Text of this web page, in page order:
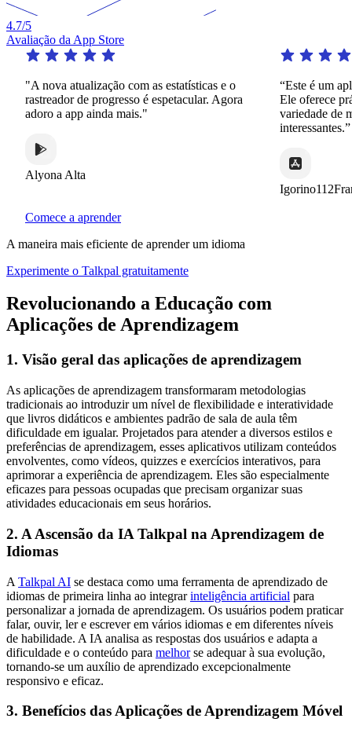
4.7/5
Avaliação da App Store
"A nova atualização com as estatísticas e o
rastreador de progresso é espetacular. Agora
adoro a app ainda mais."
Alyona Alta
“Este é um
Ele oferece
variedade de
interessantes.”
Comece a aprender
A maneira mais eficiente de aprender um idioma
Experimente o Talkpal gratuitamente
Revolucionando a Educação com
Aplicações de Aprendizagem
1. Visão geral das aplicações de aprendizagem
As aplicações de aprendizagem transformaram metodologias
tradicionais ao introduzir um nível de flexibilidade e interatividade
que livros didáticos e ambientes padrão de sala de aula têm
dificuldade em igualar. Projetados para atender a diversos estilos e
preferências de aprendizagem, esses aplicativos utilizam conteúdos
envolventes, como vídeos, quizzes e exercícios interativos, para
aprimorar a experiência de aprendizagem. Eles são especialmente
eficazes para pessoas ocupadas que precisam organizar suas
atividades educacionais em seus horários.
2. A Ascensão da IA Talkpal na Aprendizagem de
Idiomas
A Talkpal AI se destaca como uma ferramenta de aprendizado de
idiomas de primeira linha ao integrarinteligência artificial para
personalizar a jornada de aprendizagem. Os usuários podem praticar
falar, ouvir, ler e escrever em vários idiomas e em diferentes níveis
de habilidade. A IA analisa as respostas dos usuários e adapta a
dificuldade e o conteúdo para melhorse adequar à sua evolução,
tornando-se um auxílio de aprendizado excepcionalmente
responsivo e eficaz.
3. Benefícios das Aplicações de Aprendizagem Móvel